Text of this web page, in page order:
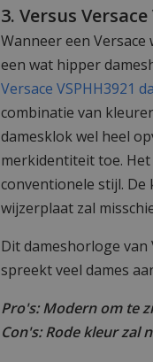
3. Versus
Wanneer een
een wat hipper
Versace VSPHH3921
combinatie van
damesklok wel heel
merkidentiteit toe.
conventionele stijl.
wijzerplaat zal
Dit dameshorloge
spreekt veel dames
Pro's: Modern om te
Con's: Rode kleur zal